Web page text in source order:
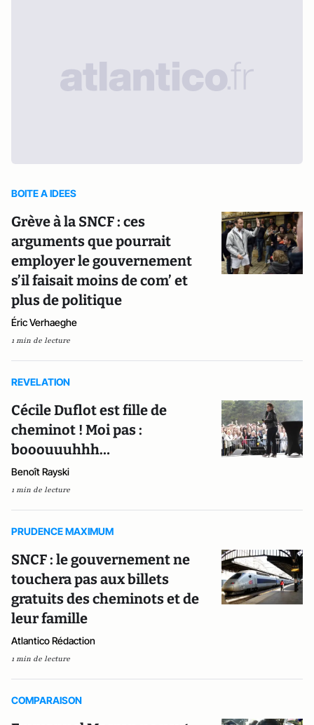
BOITE A IDEES
Grève à la SNCF : ces
arguments que pourrait
employer le gouvernement
s’il faisait moins de com’ et
plus de politique
Éric Verhaeghe
1 min de lecture
REVELATION
Cécile Duflot est fille de
cheminot ! Moi pas :
booouuuhhh…
Benoît Rayski
1 min de lecture
PRUDENCE MAXIMUM
SNCF : le gouvernement ne
touchera pas aux billets
gratuits des cheminots et de
leur famille
Atlantico Rédaction
1 min de lecture
COMPARAISON